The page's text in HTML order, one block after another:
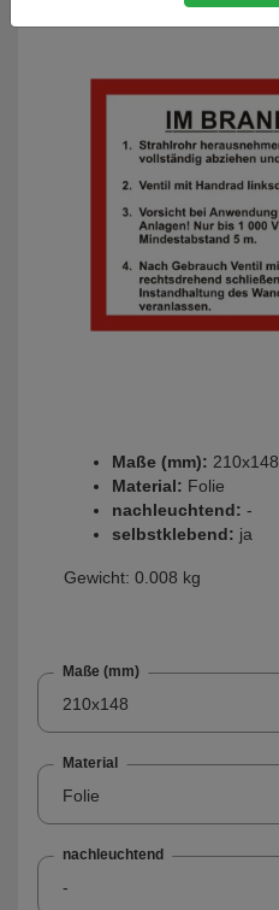
Maße (mm): 210x148
Material: Folie
nachleuchtend: -
selbstklebend: ja
Gewicht: 0.008 kg
Maße (mm)
210x148
Material
Folie
nachleuchtend
-